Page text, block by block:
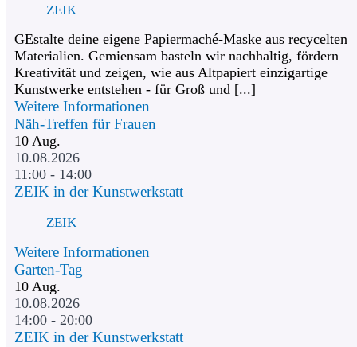
ZEIK
GEstalte deine eigene Papiermaché-Maske aus recycelten
Materialien. Gemiensam basteln wir nachhaltig, fördern
Kreativität und zeigen, wie aus Altpapiert einzigartige
Kunstwerke entstehen - für Groß und [...]
Weitere Informationen
Näh-Treffen für Frauen
10 Aug.
10.08.2026
11:00 - 14:00
ZEIK in der Kunstwerkstatt
ZEIK
Weitere Informationen
Garten-Tag
10 Aug.
10.08.2026
14:00 - 20:00
ZEIK in der Kunstwerkstatt